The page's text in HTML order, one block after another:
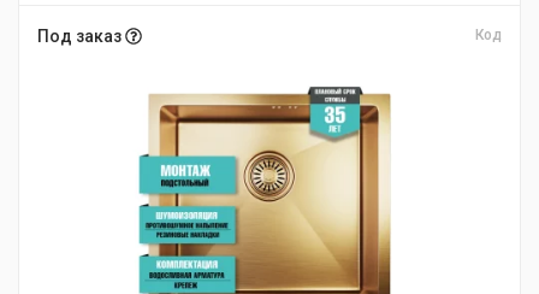
составляла
цена:
Под заказ Код